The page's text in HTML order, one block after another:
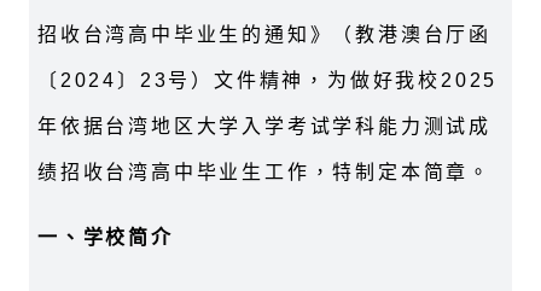
招收台湾高中毕业生的通知》（教港澳台厅函
〔2024〕23号）文件精神，为做好我校2025
年依据台湾地区大学入学考试学科能力测试成
绩招收台湾高中毕业生工作，特制定本简章。
一、学校简介